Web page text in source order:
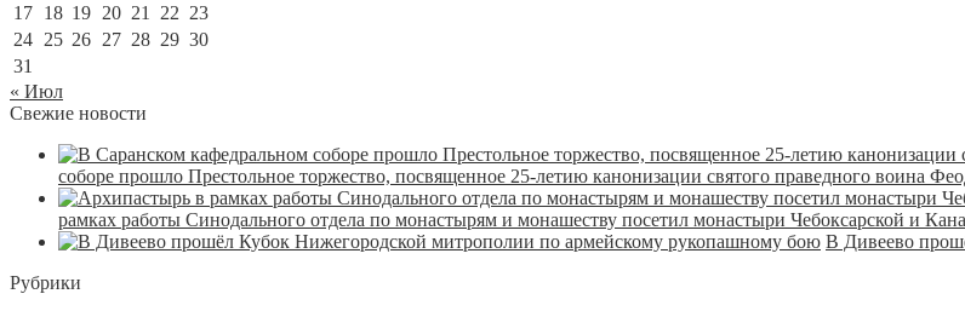
17 18 19 20 21 22 23
24 25 26 27 28 29 30
31
« Июл
Свежие новости
соборе прошло Престольное торжество, посвященное 25-летию канонизации святого праведного воина
рамках работы Синодального отдела по монастырям и монашеству посетил монастыри Чебоксарской и
В Дивеево
Рубрики